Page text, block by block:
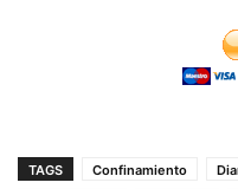
TAGS Confinamiento